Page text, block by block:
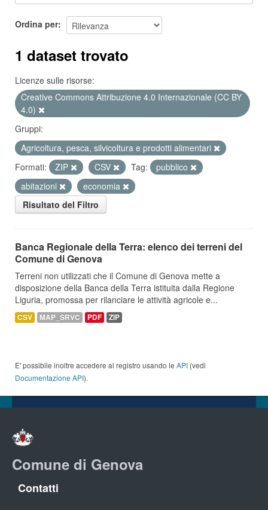
Ordina per
1 dataset trovato
Licenze sulle risorse:
Creative Commons Attribuzione 4.0 Internazionale (CC BY
4.0)
Gruppi:
Agricoltura, pesca, silvicoltura e prodotti alimentari
Formati:
ZIP CSV Tag:
pubblico
abitazioni
economia
Risultato del Filtro
Banca Regionale della Terra: elenco dei terreni del
Comune di Genova
Terreni non utilizzati che il Comune di Genova mette a
disposizione della Banca della Terra istituita dalla Regione
Liguria, promossa per rilanciare le attività agricole e...
CSV MAP_SRVC PDF ZIP
E' possibile inoltre accedere al registro usando le API (vedi
Documentazione API).
Comune di Genova
Contatti